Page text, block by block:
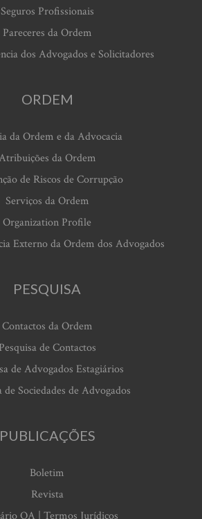
Seguros Profissionais
Pareceres da Ordem
dos Advogados e Solicitadores
ORDEM
da Ordem e da Advocacia
da Ordem
de Riscos de Corrupção
Serviços da Ordem
Organization Profile
Externo da Ordem dos Advogados
PESQUISA
Contactos da Ordem
Pesquisa de Contactos
de Advogados Estagiários
de Sociedades de Advogados
PUBLICAÇÕES
Boletim
Revista